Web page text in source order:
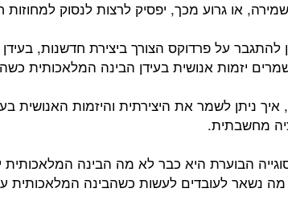
או גרוע מכך, יפסיק לרצות לנסוק למחוזות
להתגבר על פרדוקס הצורך ביצירת חדשנות,
יזמות אנושית בעידן הבינה המלאכותית
ניתן לשמר את היצירתית והיזמות האנושית
מחשבתית.
הבוערת היא כבר לא מה הבינה המלאכותית
נשאר לעובדים לעשות כשהבינה המלאכותית